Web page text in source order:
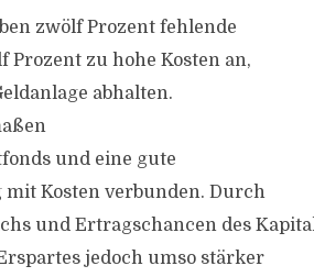
zwölf Prozent fehlende
Prozent zu hohe Kosten an,
abhalten.
und eine gute
mit Kosten verbunden. Durch
und Ertragschancen des
jedoch umso stärker